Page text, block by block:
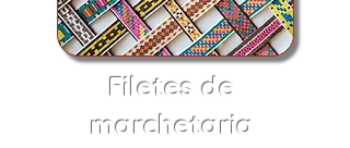
Filetes de
marchetaria